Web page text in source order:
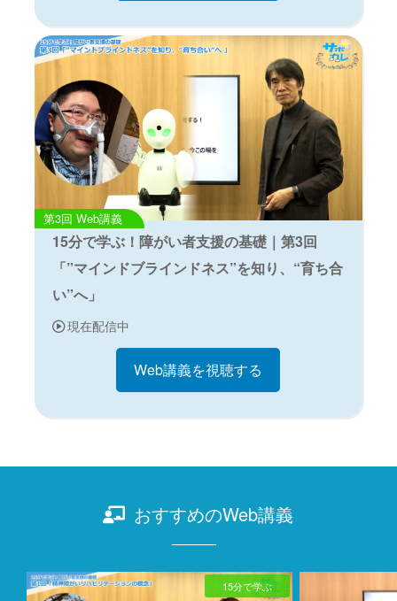
Web講義
15分で学ぶ！障がい者支援の基礎｜第3回
「”マインドブラインドネス”を知り、“育ち合
い”へ」
現在配信中
Web講義を視聴する
おすすめのWeb講義
15分で学ぶ